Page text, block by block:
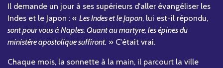
Il demande un jour à ses supérieurs d'aller évangéliser les
Indes et le Japon : « Les Indes et le Japon, lui est-il répondu,
sont pour vous à Naples. Quant au martyre, les épines du
ministère apostolique suffiront. » C'était vrai.
Chaque mois, la sonnette à la main, il parcourt la ville